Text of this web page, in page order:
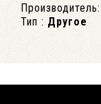
Производитель:
Тип : Другое